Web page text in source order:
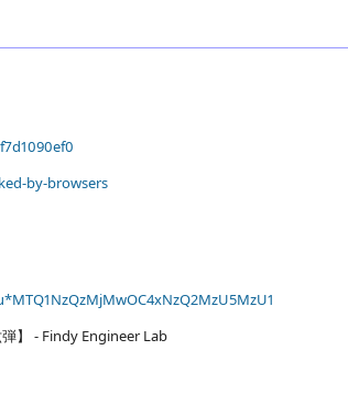
by-browsers
】 - Findy Engineer Lab